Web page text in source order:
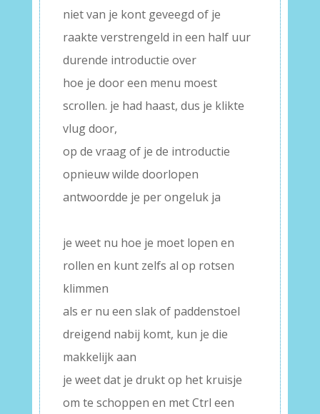
niet van je kont geveegd of je
raakte verstrengeld in een half uur
durende introductie over
hoe je door een menu moest
scrollen. je had haast, dus je klikte
vlug door,
op de vraag of je de introductie
opnieuw wilde doorlopen
antwoordde je per ongeluk ja
je weet nu hoe je moet lopen en
rollen en kunt zelfs al op rotsen
klimmen
als er nu een slak of paddenstoel
dreigend nabij komt, kun je die
makkelijk aan
je weet dat je drukt op het kruisje
om te schoppen en met Ctrl een